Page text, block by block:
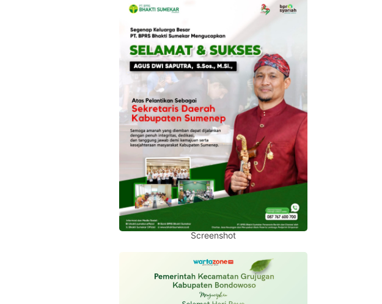
Screenshot